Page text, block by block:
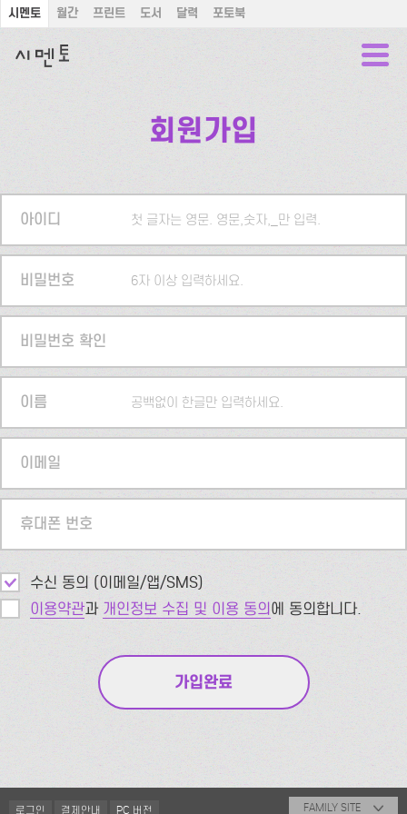
시멘토 월간 프린트 도서 달력 포토북
회원가입
아이디 첫 글자는 영문. 영문,숫자,_만 입력.
비밀번호 6자 이상 입력하세요.
비밀번호 확인
이름 공백없이 한글만 입력하세요.
이메일
휴대폰 번호
수신 동의 (이메일/앱/SMS)
이용약관과 개인정보 수집 및 이용 동의에 동의합니다.
로그인 결제안내 PC 버전 FAMILY SITE